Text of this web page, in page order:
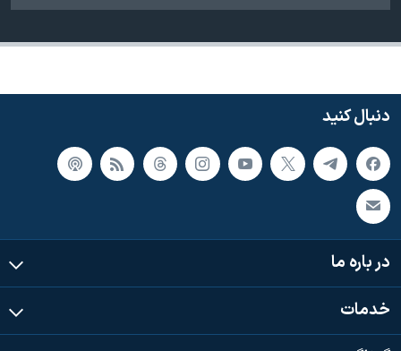
دنبال کنید
در باره ما
خدمات